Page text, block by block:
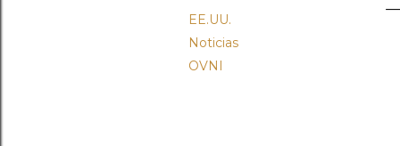
EE.UU.
Noticias
OVNI